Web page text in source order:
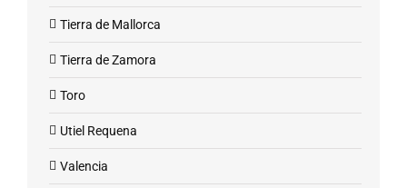
Tierra de Mallorca
Tierra de Zamora
Toro
Utiel Requena
Valencia